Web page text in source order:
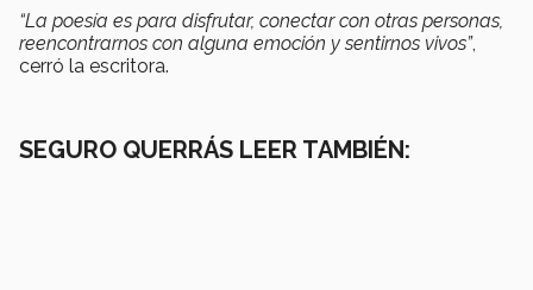
“La poesía es para disfrutar, conectar con otras personas,
reencontrarnos con alguna emoción y sentirnos vivos”,
cerró la escritora.
SEGURO QUERRÁS LEER TAMBIÉN: